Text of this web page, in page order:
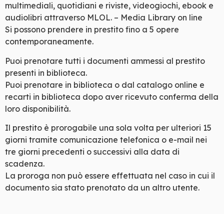
multimediali, quotidiani e riviste, videogiochi, ebook e
audiolibri attraverso MLOL. – Media Library on line
Si possono prendere in prestito fino a 5 opere
contemporaneamente.
Puoi prenotare tutti i documenti ammessi al prestito
presenti in biblioteca.
Puoi prenotare in biblioteca o dal catalogo online e
recarti in biblioteca dopo aver ricevuto conferma della
loro disponibilità.
Il prestito è prorogabile una sola volta per ulteriori 15
giorni tramite comunicazione telefonica o e-mail nei
tre giorni precedenti o successivi alla data di
scadenza.
La proroga non può essere effettuata nel caso in cui il
documento sia stato prenotato da un altro utente.